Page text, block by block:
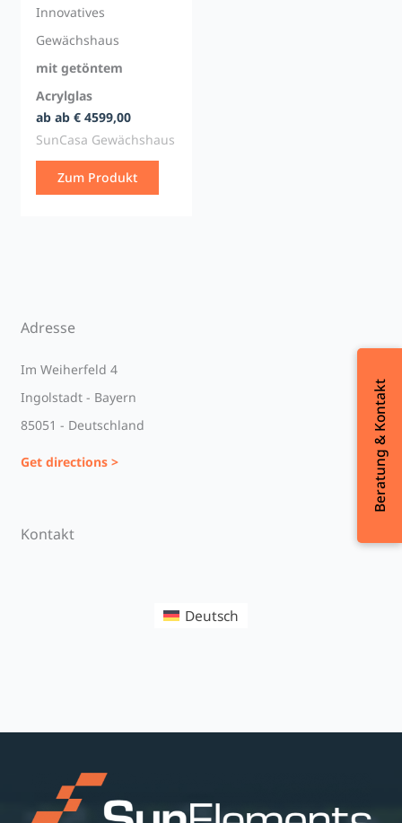
Innovatives
Gewächshaus
mit getöntem
Acrylglas
ab ab € 4599,00
SunCasa Gewächshaus
Zum Produkt
Adresse
Im Weiherfeld 4
Ingolstadt - Bayern
85051 - Deutschland
Get directions >
Kontakt
Beratung & Kontakt
Deutsch
Beratung & Kontakt